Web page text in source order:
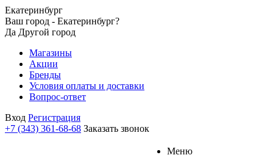
Екатеринбург
Ваш город - Екатеринбург?
Да Другой город
Магазины
Акции
Бренды
Условия оплаты и доставки
Вопрос-ответ
Вход Регистрация
+7 (343) 361-68-68 Заказать звонок
Меню